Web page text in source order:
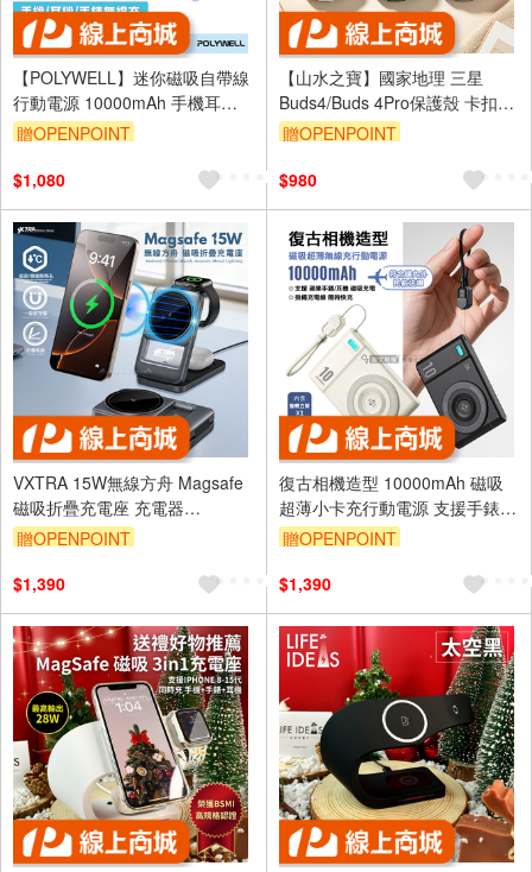
【POLYWELL】迷你磁吸自帶線
行動電源 10000mAh 手機耳機
手錶無線充 自帶線 USB-C/黑色/
贈OPENPOINT
$1,080
【山水之寶】國家地理 三星
Buds4/Buds 4Pro保護殼 卡扣式
磁吸耳機保護殼 附扣環 原廠公
贈OPENPOINT
$980
VXTRA 15W無線方舟 Magsafe
磁吸折疊充電座 充電器
iPhone/Watch/Airpods/氛圍燈
贈OPENPOINT
$1,390
復古相機造型 10000mAh 磁吸
超薄小卡充行動電源 支援手錶耳
機無線充電 附掛繩充電線/360°
贈OPENPOINT
$1,390